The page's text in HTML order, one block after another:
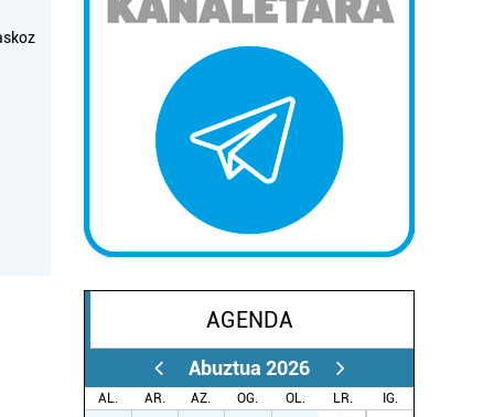
AGENDA
Abuztua 2026
AL. AR. AZ. OG. OL. LR.
IG.